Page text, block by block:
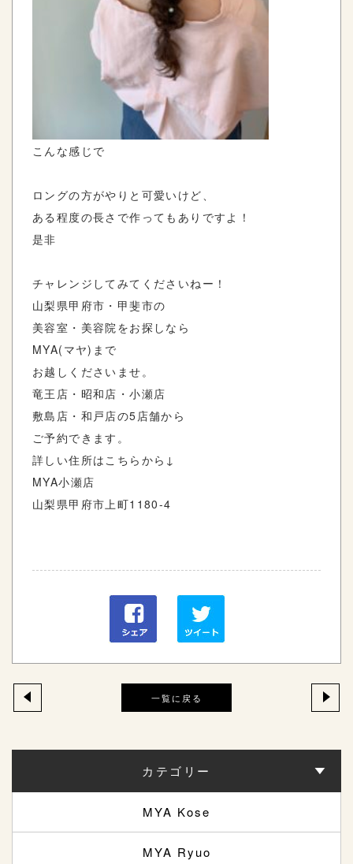
こんな感じで
ロングの方がやりと可愛いけど、
ある程度の長さで作ってもありですよ！
是非
チャレンジしてみてくださいねー！
山梨県甲府市・甲斐市の
美容室・美容院をお探しなら
MYA(マヤ)まで
お越しくださいませ。
竜王店・昭和店・小瀬店
敷島店・和戸店の5店舗から
ご予約できます。
詳しい住所はこちらから↓
MYA小瀬店
山梨県甲府市上町1180-4
一覧に戻る
カテゴリー
MYA Kose
MYA Ryuo